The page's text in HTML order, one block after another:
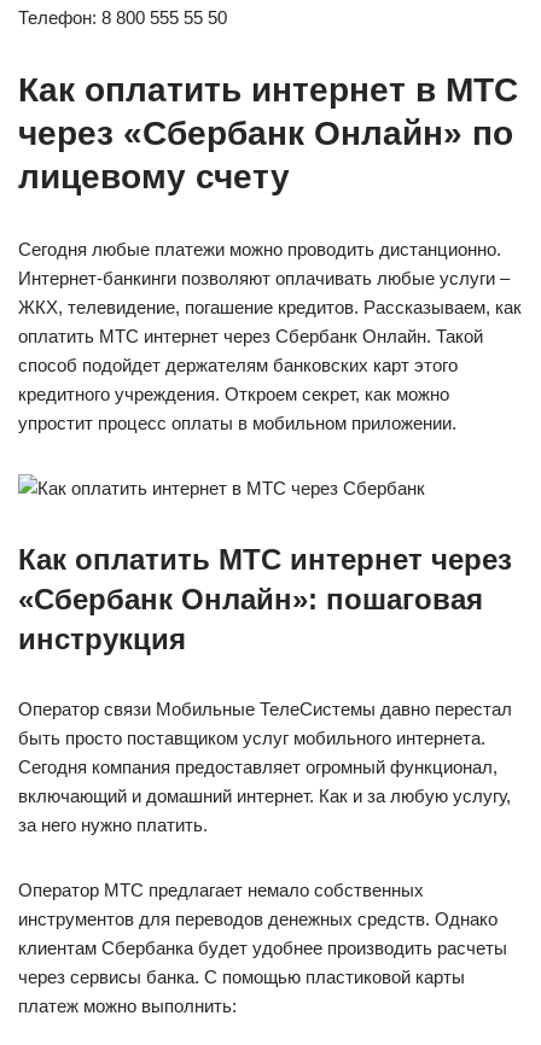
Телефон: 8 800 555 55 50
Как оплатить интернет в МТС
через «Сбербанк Онлайн» по
лицевому счету
Сегодня любые платежи можно проводить дистанционно.
Интернет-банкинги позволяют оплачивать любые услуги –
ЖКХ, телевидение, погашение кредитов. Рассказываем, как
оплатить МТС интернет через Сбербанк Онлайн. Такой
способ подойдет держателям банковских карт этого
кредитного учреждения. Откроем секрет, как можно
упростит процесс оплаты в мобильном приложении.
Как оплатить МТС интернет через
«Сбербанк Онлайн»: пошаговая
инструкция
Оператор связи Мобильные ТелеСистемы давно перестал
быть просто поставщиком услуг мобильного интернета.
Сегодня компания предоставляет огромный функционал,
включающий и домашний интернет. Как и за любую услугу,
за него нужно платить.
Оператор МТС предлагает немало собственных
инструментов для переводов денежных средств. Однако
клиентам Сбербанка будет удобнее производить расчеты
через сервисы банка. С помощью пластиковой карты
платеж можно выполнить: